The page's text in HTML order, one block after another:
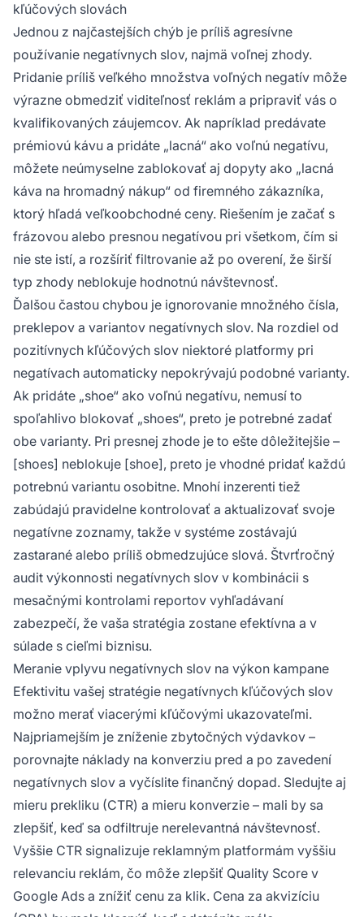
kľúčových slovách
Jednou z najčastejších chýb je príliš agresívne
používanie negatívnych slov, najmä voľnej zhody.
Pridanie príliš veľkého množstva voľných negatív môže
výrazne obmedziť viditeľnosť reklám a pripraviť vás o
kvalifikovaných záujemcov. Ak napríklad predávate
prémiovú kávu a pridáte „lacná“ ako voľnú negatívu,
môžete neúmyselne zablokovať aj dopyty ako „lacná
káva na hromadný nákup“ od firemného zákazníka,
ktorý hľadá veľkoobchodné ceny. Riešením je začať s
frázovou alebo presnou negatívou pri všetkom, čím si
nie ste istí, a rozšíriť filtrovanie až po overení, že širší
typ zhody neblokuje hodnotnú návštevnosť.
Ďalšou častou chybou je ignorovanie množného čísla,
preklepov a variantov negatívnych slov. Na rozdiel od
pozitívnych kľúčových slov niektoré platformy pri
negatívach automaticky nepokrývajú podobné varianty.
Ak pridáte „shoe“ ako voľnú negatívu, nemusí to
spoľahlivo blokovať „shoes“, preto je potrebné zadať
obe varianty. Pri presnej zhode je to ešte dôležitejšie –
[shoes] neblokuje [shoe], preto je vhodné pridať každú
potrebnú variantu osobitne. Mnohí inzerenti tiež
zabúdajú pravidelne kontrolovať a aktualizovať svoje
negatívne zoznamy, takže v systéme zostávajú
zastarané alebo príliš obmedzujúce slová. Štvrťročný
audit výkonnosti negatívnych slov v kombinácii s
mesačnými kontrolami reportov vyhľadávaní
zabezpečí, že vaša stratégia zostane efektívna a v
súlade s cieľmi biznisu.
Meranie vplyvu negatívnych slov na výkon kampane
Efektivitu vašej stratégie negatívnych kľúčových slov
možno merať viacerými kľúčovými ukazovateľmi.
Najpriamejším je zníženie zbytočných výdavkov –
porovnajte náklady na konverziu pred a po zavedení
negatívnych slov a vyčíslite finančný dopad. Sledujte aj
mieru prekliku (CTR) a mieru konverzie – mali by sa
zlepšiť, keď sa odfiltruje nerelevantná návštevnosť.
Vyššie CTR signalizuje reklamným platformám vyššiu
relevanciu reklám, čo môže zlepšiť Quality Score v
Google Ads a znížiť cenu za klik. Cena za akvizíciu